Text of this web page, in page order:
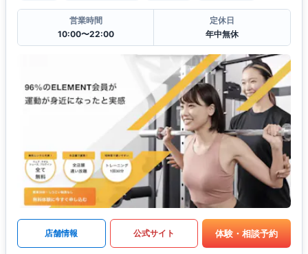
営業時間
10:00〜22:00
定休日
年中無休
店舗情報 公式サイト 体験・相談予約